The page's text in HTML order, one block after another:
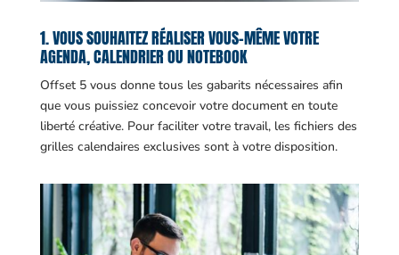
1. VOUS SOUHAITEZ RÉALISER VOUS-MÊME VOTRE
AGENDA, CALENDRIER OU NOTEBOOK
Offset 5 vous donne tous les gabarits nécessaires afin
que vous puissiez concevoir votre document en toute
liberté créative. Pour faciliter votre travail, les fichiers des
grilles calendaires exclusives sont à votre disposition.